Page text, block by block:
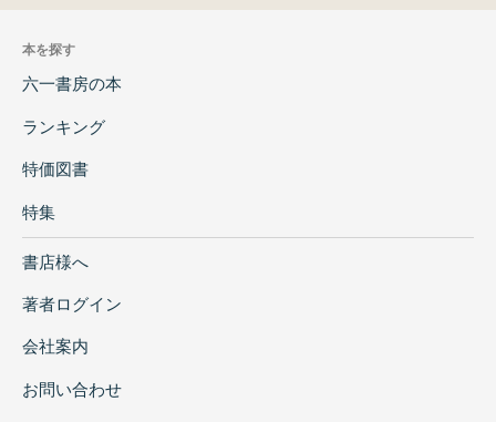
本を探す
六一書房の本
ランキング
特価図書
特集
書店様へ
著者ログイン
会社案内
お問い合わせ